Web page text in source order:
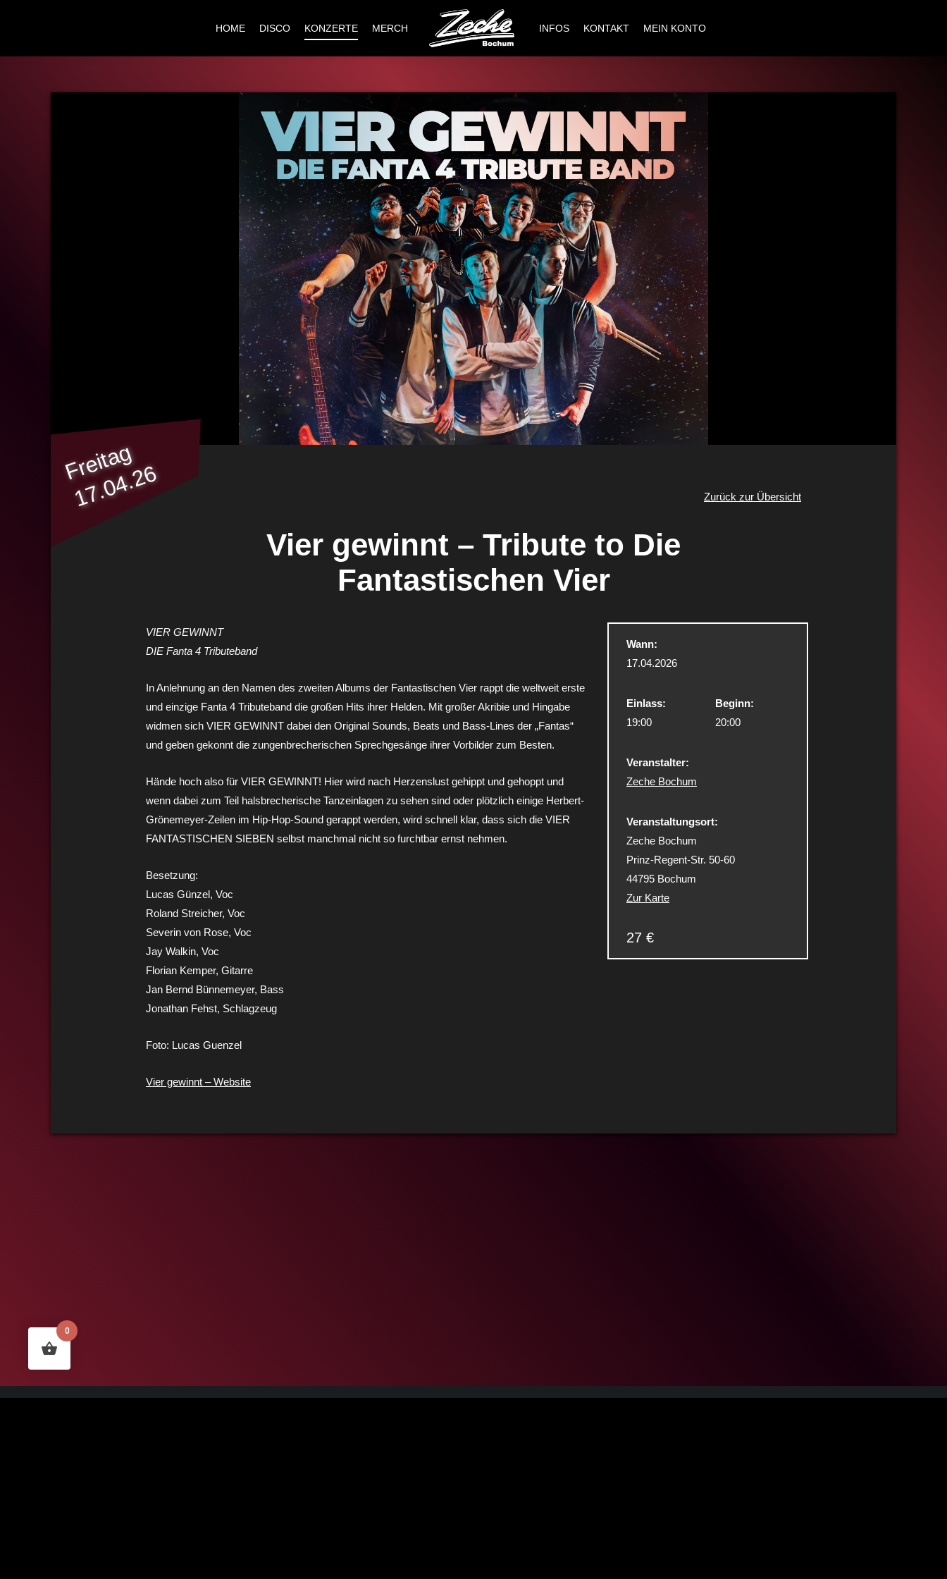
HOME DISCO KONZERTE MERCH INFOS KONTAKT MEIN KONTO
Freitag
17.04.26 Zurück zur Übersicht
Vier gewinnt – Tribute to Die
Fantastischen Vier
Wann:
17.04.2026
Einlass:
19:00
Beginn:
20:00
Veranstalter:
Zeche Bochum
Veranstaltungsort:
Zeche Bochum
Prinz-Regent-Str. 50-60
44795 Bochum
Zur Karte
27 €
VIER GEWINNT
DIE Fanta 4 Tributeband
In Anlehnung an den Namen des zweiten Albums der Fantastischen Vier rappt die weltweit erste
und einzige Fanta 4 Tributeband die großen Hits ihrer Helden. Mit großer Akribie und Hingabe
widmen sich VIER GEWINNT dabei den Original Sounds, Beats und Bass-Lines der „Fantas“
und geben gekonnt die zungenbrecherischen Sprechgesänge ihrer Vorbilder zum Besten.
Hände hoch also für VIER GEWINNT! Hier wird nach Herzenslust gehippt und gehoppt und
wenn dabei zum Teil halsbrecherische Tanzeinlagen zu sehen sind oder plötzlich einige Herbert-
Grönemeyer-Zeilen im Hip-Hop-Sound gerappt werden, wird schnell klar, dass sich die VIER
FANTASTISCHEN SIEBEN selbst manchmal nicht so furchtbar ernst nehmen.
Besetzung:
Lucas Günzel, Voc
Roland Streicher, Voc
Severin von Rose, Voc
Jay Walkin, Voc
Florian Kemper, Gitarre
Jan Bernd Bünnemeyer, Bass
Jonathan Fehst, Schlagzeug
Foto: Lucas Guenzel
Vier gewinnt – Website
0